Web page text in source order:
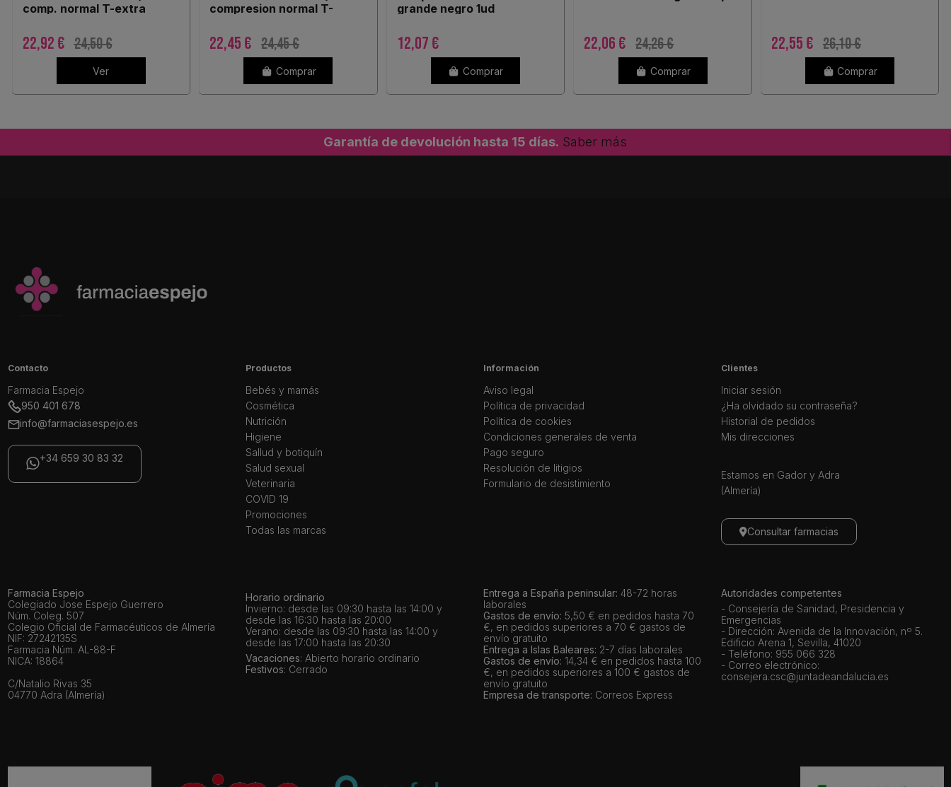
comp. normal T-extra
22,92 € 24,50 €
Ver
compresion normal T-
22,45 € 24,45 €
Comprar
grande negro 1ud
12,07 €
Comprar
22,06 € 24,26 €
Comprar
22,55 € 26,10 €
Comprar
Garantía de devolución hasta 15 días. Saber más
Contacto
Farmacia Espejo
950 401 678
info@farmaciasespejo.es
+34 659 30 83 32
Productos
Bebés y mamás
Cosmética
Nutrición
Higiene
Sallud y botiquín
Salud sexual
Veterinaria
COVID 19
Promociones
Todas las marcas
Información
Aviso legal
Política de privacidad
Política de cookies
Condiciones generales de venta
Pago seguro
Resolución de litigios
Formulario de desistimiento
Clientes
Iniciar sesión
¿Ha olvidado su contraseña?
Historial de pedidos
Mis direcciones
Estamos en Gador y Adra
(Almería)
Consultar farmacias
Farmacia Espejo
Colegiado Jose Espejo Guerrero
Núm. Coleg. 507
Colegio Oficial de Farmacéuticos de Almería
NIF: 27242135S
Farmacia Núm. AL-88-F
NICA: 18864
C/Natalio Rivas 35
04770 Adra (Almería)
Horario ordinario
Invierno: desde las 09:30 hasta las 14:00 y
desde las 16:30 hasta las 20:00
Verano: desde las 09:30 hasta las 14:00 y
desde las 17:00 hasta las 20:30
Vacaciones: Abierto horario ordinario
Festivos: Cerrado
Entrega a España peninsular: 48-72 horas
laborales
Gastos de envío: 5,50 € en pedidos hasta 70
€, en pedidos superiores a 70 € gastos de
envío gratuito
Entrega a Islas Baleares: 2-7 días laborales
Gastos de envío: 14,34 € en pedidos hasta 100
€, en pedidos superiores a 100 € gastos de
envío gratuito
Empresa de transporte: Correos Express
Autoridades competentes
- Consejería de Sanidad, Presidencia y
Emergencias
- Dirección: Avenida de la Innovación, nº 5.
Edificio Arena 1, Sevilla, 41020
- Teléfono: 955 066 328
- Correo electrónico:
consejera.csc@juntadeandalucia.es